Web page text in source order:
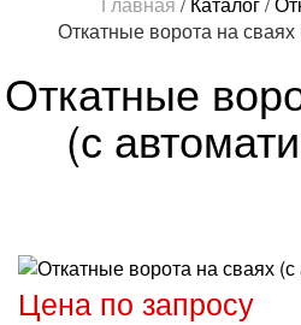
Откатные ворота на
Откатные
(с
Цена по запросу